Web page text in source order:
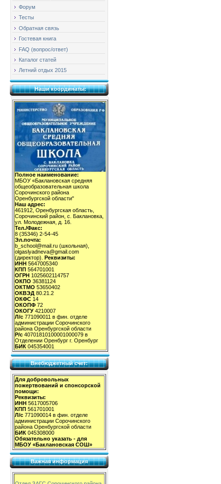
Форум
Тесты
Обратная связь
Гостевая книга
FAQ (вопрос/ответ)
Каталог статей
Летний отдых 2015
Наши координаты:
Полное наименование:
МБОУ «Баклановская средняя
общеобразовательная школа
Сорочинского района
Оренбургской области"
Наш адрес:
461912, Оренбургская область,
Сорочинский район, с. Баклановка,
ул. Молодежная, д. 16.
Тел./Факс:
8 (35346) 2-54-45
Эл.почта:
b_school@mail.ru (школьная),
olgaslyadneva@gmail.com
(директор). Реквизиты:
ИНН 5647005340
КПП 564701001
ОГРН 1025602114757
ОКПО 36381124
ОКТМО 53650402
ОКВЭД 80.21.2
ОКФС 14
ОКОПФ 72
ОКОГУ 4210007
Л/с 771090011 в фин. отделе
администрации Сорочинского
района Оренбургской области
Р/с 40701810100001000079 в
Отделении Оренбург г. Оренбург
БИК 045354001
Внебюджетный счет:
Для добровольных
пожертвований и спонсорской
помощи:
Реквизиты:
ИНН 5617005706
КПП 561701001
Л/с 771090014 в фин. отделе
администрации Сорочинского
района Оренбургской области
БИК 045308000
Обязательно указать - для
МБОУ «Баклановская СОШ»
Важная информация